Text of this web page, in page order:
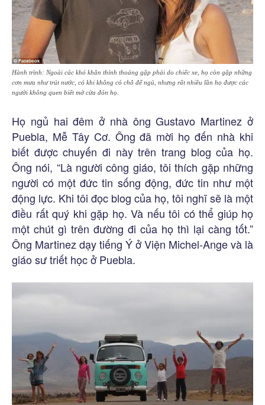
Hành trình: Ngoài các khó khăn thỉnh thoảng gặp phải do chiếc xe, họ còn gặp những
cơn mưa như trút nước, có khi không có chỗ để ngủ, nhưng rất nhiều lần họ được các
người không quen biết mở cửa đón họ.
Họ ngủ hai đêm ở nhà ông Gustavo Martinez ở
Puebla, Mễ Tây Cơ. Ông đã mời họ đến nhà khi
biết được chuyến đi này trên trang blog của họ.
Ông nói, “Là người công giáo, tôi thích gặp những
người có một đức tin sống động, đức tin như một
động lực. Khi tôi đọc blog của họ, tôi nghĩ sẽ là một
điều rất quý khi gặp họ. Và nếu tôi có thể giúp họ
một chút gì trên đường đi của họ thì lại càng tốt.”
Ông Martinez dạy tiếng Ý ở Viện Michel-Ange và là
giáo sư triết học ở Puebla.